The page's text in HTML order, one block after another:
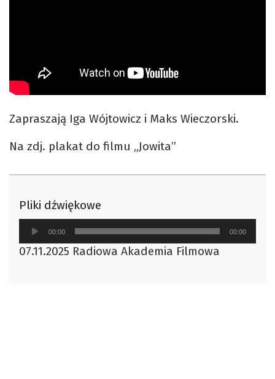
Zapraszają Iga Wójtowicz i Maks Wieczorski.
Na zdj. plakat do filmu „Jowita”
Pliki dźwiękowe
Odtwarzacz
plików
dźwiękowych
00:00 00:00
07.11.2025 Radiowa Akademia Filmowa